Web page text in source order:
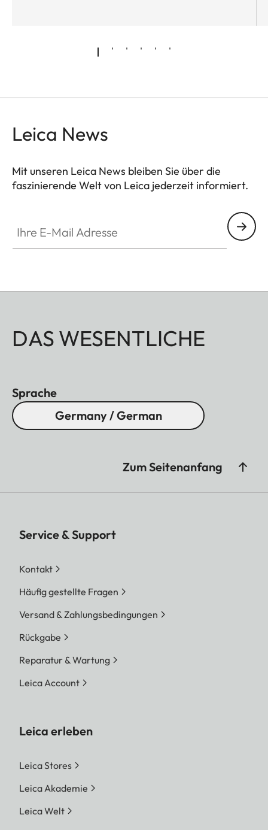
Leica News
Mit unseren Leica News bleiben Sie über die
faszinierende Welt von Leica jederzeit informiert.
DAS WESENTLICHE
Sprache
Germany / German
Zum Seitenanfang
Service & Support
Kontakt
Häufig gestellte Fragen
Versand & Zahlungsbedingungen
Rückgabe
Reparatur & Wartung
Leica Account
Leica erleben
Leica Stores
Leica Akademie
Leica Welt